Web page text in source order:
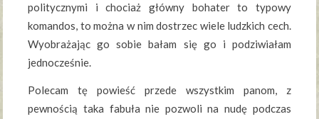
politycznymi i chociaż główny bohater to typowy
komandos, to można w nim dostrzec wiele ludzkich cech.
Wyobrażając go sobie bałam się go i podziwiałam
jednocześnie.
Polecam tę powieść przede wszystkim panom, z
pewnością taka fabuła nie pozwoli na nudę podczas